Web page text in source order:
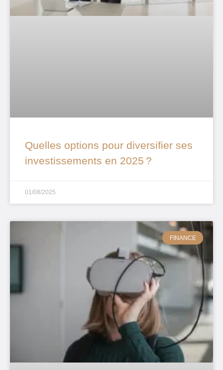
Quelles options pour diversifier ses
investissements en 2025 ?
01/08/2025
FINANCE